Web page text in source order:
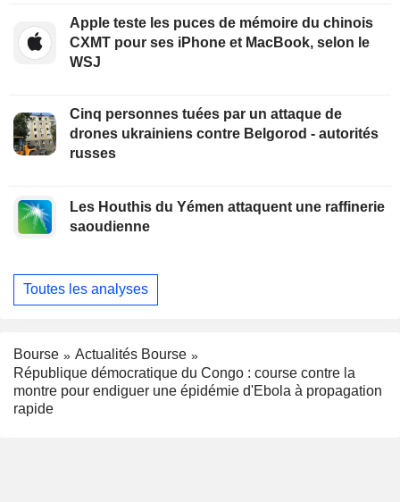
Apple teste les puces de mémoire du chinois
CXMT pour ses iPhone et MacBook, selon le
WSJ
Cinq personnes tuées par un attaque de
drones ukrainiens contre Belgorod - autorités
russes
Les Houthis du Yémen attaquent une raffinerie
saoudienne
Toutes les analyses
Bourse
Actualités Bourse
République démocratique du Congo : course contre la
montre pour endiguer une épidémie d'Ebola à propagation
rapide